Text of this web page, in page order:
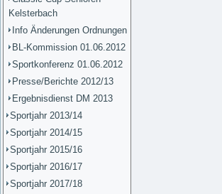
Kelsterbach
Info Änderungen Ordnungen
BL-Kommission 01.06.2012
Sportkonferenz 01.06.2012
Presse/Berichte 2012/13
Ergebnisdienst DM 2013
Sportjahr 2013/14
Sportjahr 2014/15
Sportjahr 2015/16
Sportjahr 2016/17
Sportjahr 2017/18